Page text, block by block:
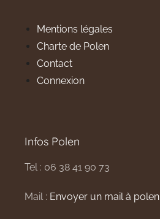
Mentions légales
Charte de Polen
Contact
Connexion
Infos Polen
Tel : 06 38 41 90 73
Mail : Envoyer un mail à polen